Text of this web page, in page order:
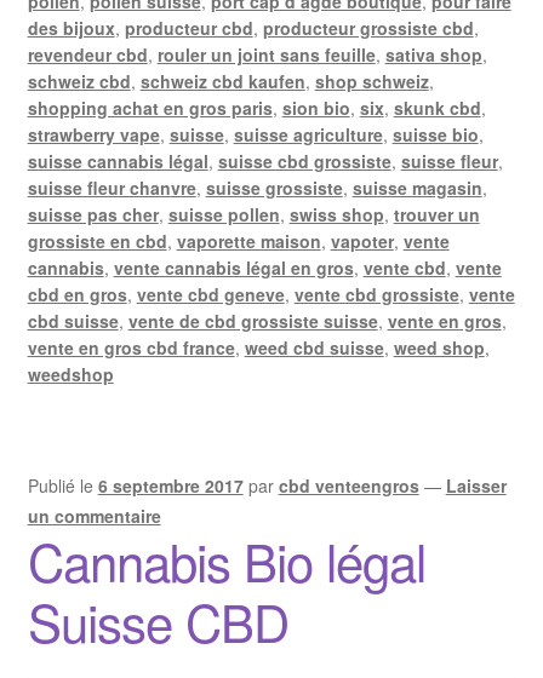
des bijoux, producteur cbd, producteur grossiste cbd,
revendeur cbd, rouler un joint sans feuille, sativa shop,
schweiz cbd, schweiz cbd kaufen, shop schweiz,
shopping achat en gros paris, sion bio, six, skunk cbd,
strawberry vape, suisse, suisse agriculture, suisse bio,
suisse cannabis légal, suisse cbd grossiste, suisse fleur,
suisse fleur chanvre, suisse grossiste, suisse magasin,
suisse pas cher, suisse pollen, swiss shop, trouver un
grossiste en cbd, vaporette maison, vapoter, vente
cannabis, vente cannabis légal en gros, vente cbd, vente
cbd en gros, vente cbd geneve, vente cbd grossiste, vente
cbd suisse, vente de cbd grossiste suisse, vente en gros,
vente en gros cbd france, weed cbd suisse, weed shop,
weedshop
Publié le 6 septembre 2017 par cbd venteengros — Laisser
un commentaire
Cannabis Bio légal
Suisse CBD